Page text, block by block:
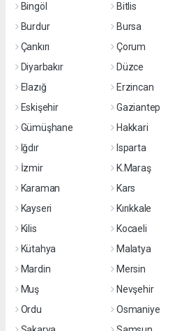
Bingöl
Bitlis
Burdur
Bursa
Çankırı
Çorum
Diyarbakır
Düzce
Elazığ
Erzincan
Eskişehir
Gaziantep
Gümüşhane
Hakkari
Iğdır
Isparta
İzmir
K.Maraş
Karaman
Kars
Kayseri
Kırıkkale
Kilis
Kocaeli
Kütahya
Malatya
Mardin
Mersin
Muş
Nevşehir
Ordu
Osmaniye